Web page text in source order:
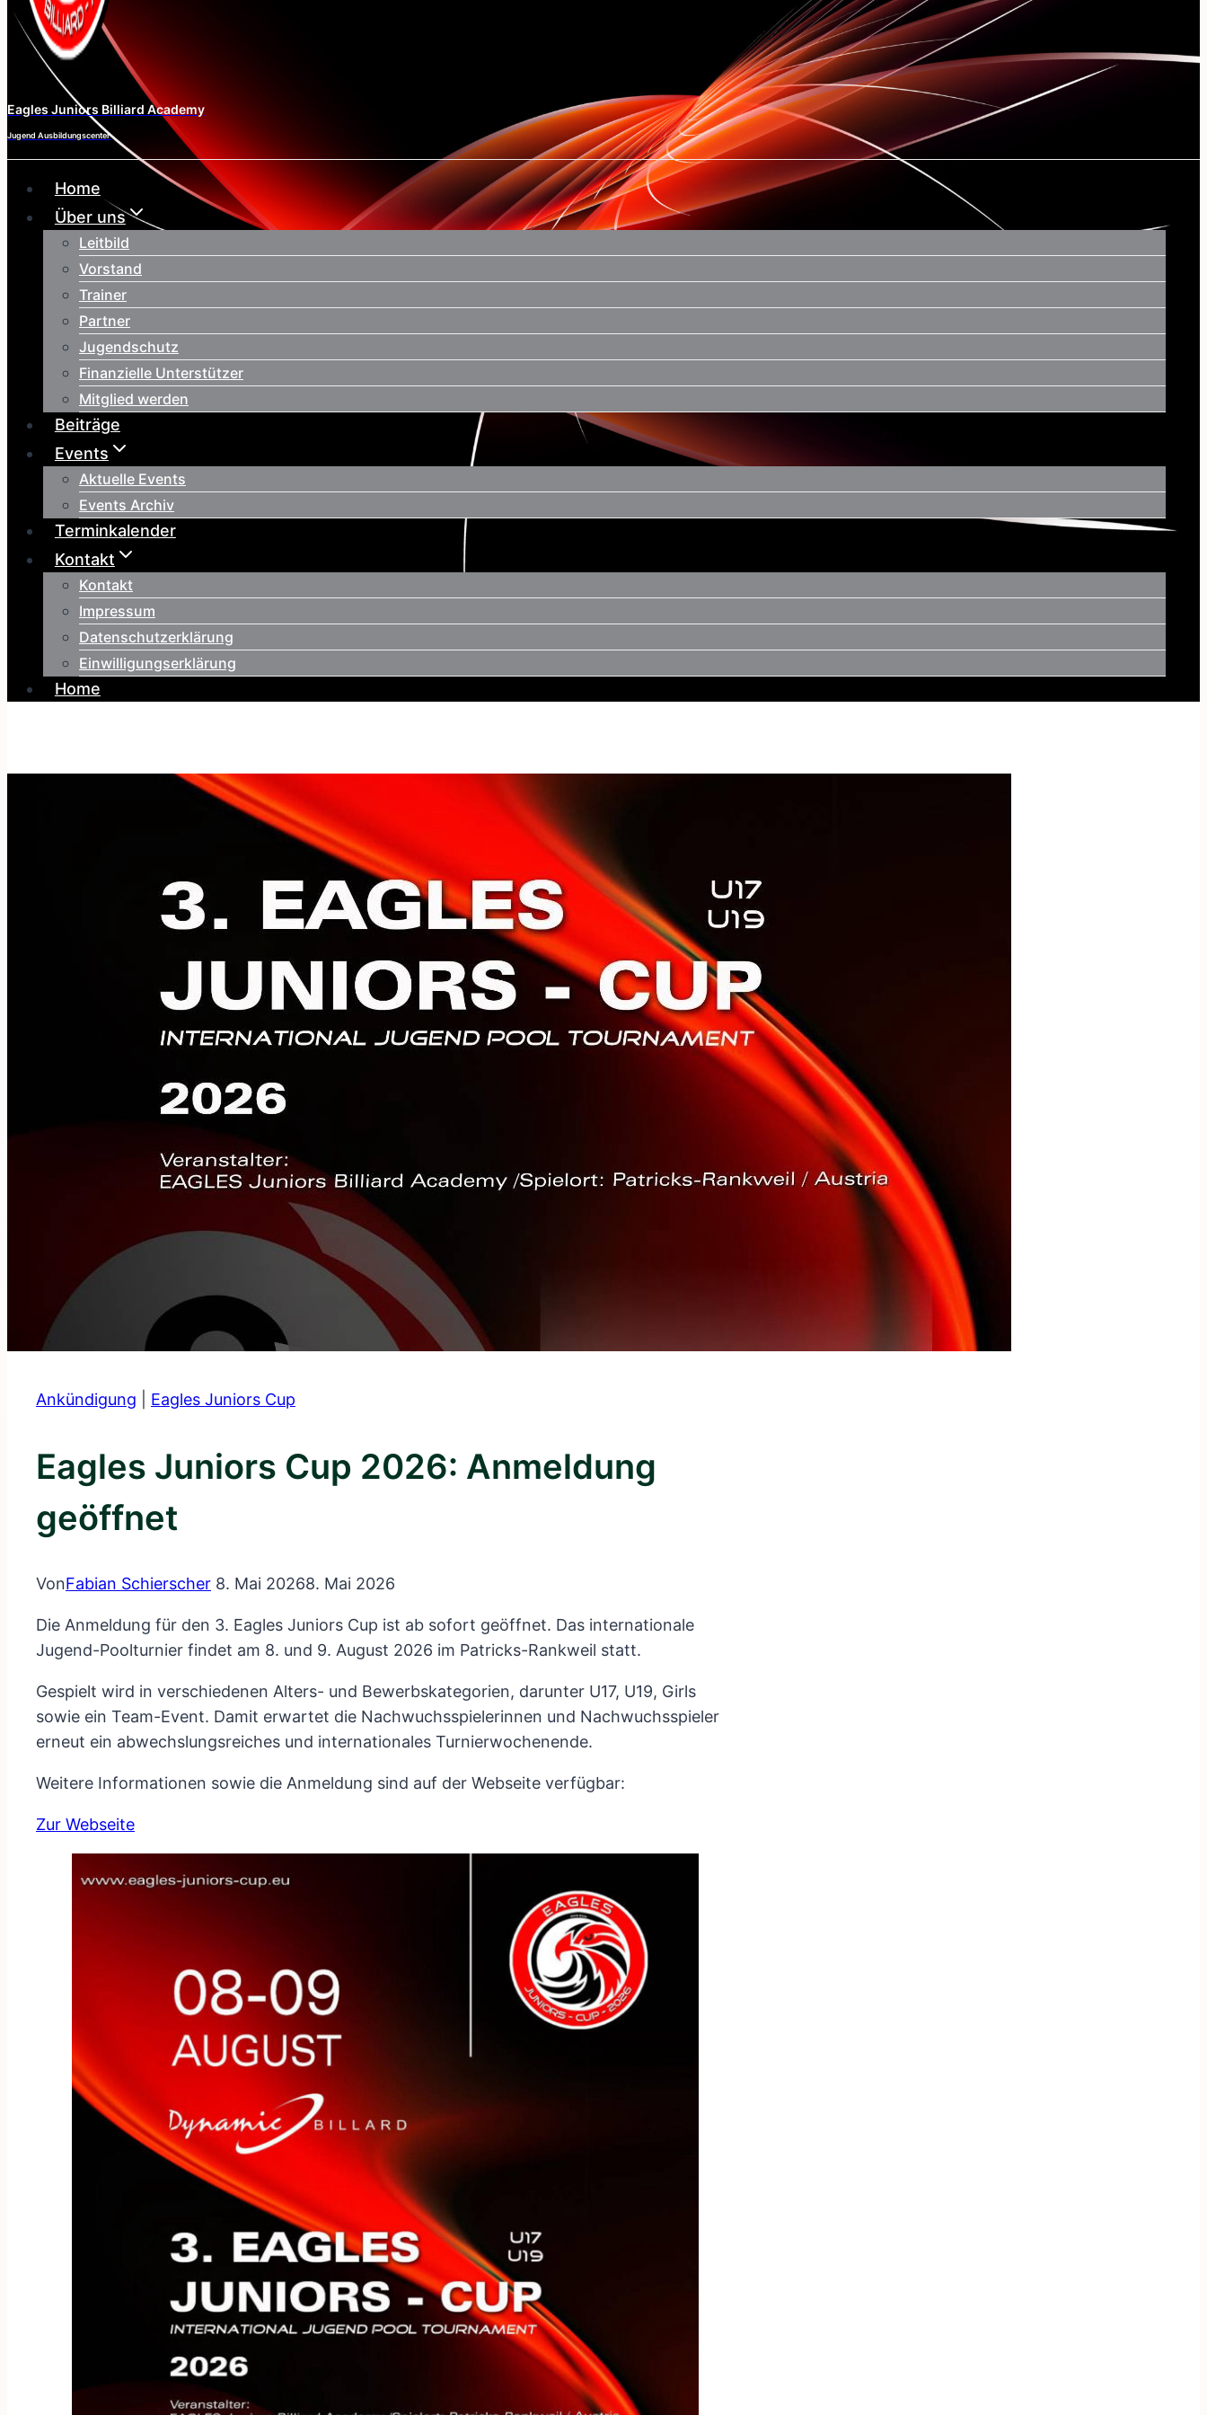
Eagles Juniors Billiard Academy
Jugend Ausbildungscenter
Home
Über uns
Leitbild
Vorstand
Trainer
Partner
Jugendschutz
Finanzielle Unterstützer
Mitglied werden
Beiträge
Events
Aktuelle Events
Events Archiv
Terminkalender
Kontakt
Kontakt
Impressum
Datenschutzerklärung
Einwilligungserklärung
Home
Ankündigung Eagles Juniors Cup
Eagles Juniors Cup 2026: Anmeldung
geöffnet
VonFabian Schierscher 8. Mai 20268. Mai 2026
Die Anmeldung für den 3. Eagles Juniors Cup ist ab sofort geöffnet. Das internationale
Jugend-Poolturnier findet am 8. und 9. August 2026 im Patricks-Rankweil statt.
Gespielt wird in verschiedenen Alters- und Bewerbskategorien, darunter U17, U19, Girls
sowie ein Team-Event. Damit erwartet die Nachwuchsspielerinnen und Nachwuchsspieler
erneut ein abwechslungsreiches und internationales Turnierwochenende.
Weitere Informationen sowie die Anmeldung sind auf der Webseite verfügbar:
Zur Webseite